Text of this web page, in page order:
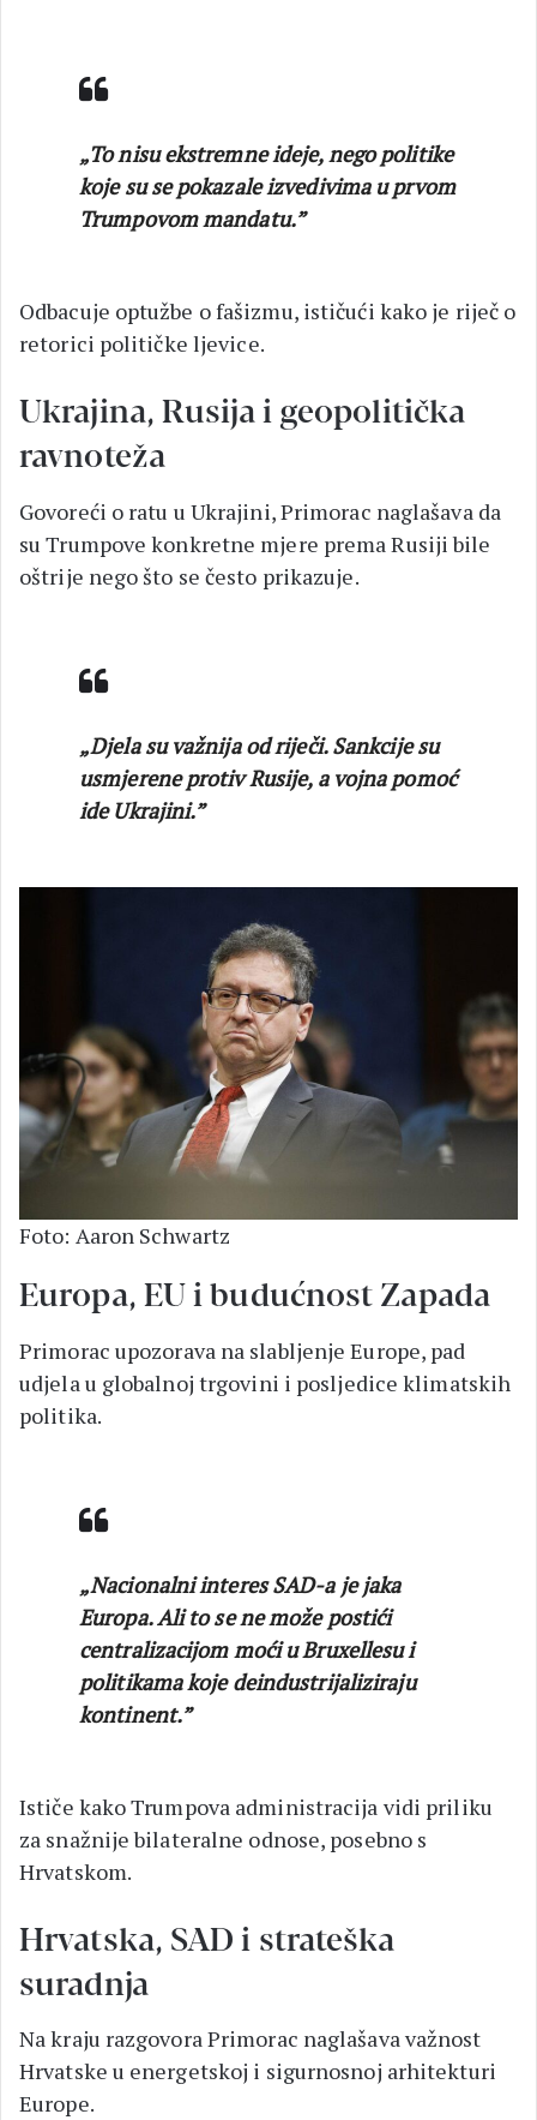
„To nisu ekstremne ideje, nego politike
koje su se pokazale izvedivima u prvom
Trumpovom mandatu.”
Odbacuje optužbe o fašizmu, ističući kako je riječ o
retorici političke ljevice.
Ukrajina, Rusija i geopolitička
ravnoteža
Govoreći o ratu u Ukrajini, Primorac naglašava da
su Trumpove konkretne mjere prema Rusiji bile
oštrije nego što se često prikazuje.
„Djela su važnija od riječi. Sankcije su
usmjerene protiv Rusije, a vojna pomoć
ide Ukrajini.”
Foto: Aaron Schwartz
Europa, EU i budućnost Zapada
Primorac upozorava na slabljenje Europe, pad
udjela u globalnoj trgovini i posljedice klimatskih
politika.
„Nacionalni interes SAD-a je jaka
Europa. Ali to se ne može postići
centralizacijom moći u Bruxellesu i
politikama koje deindustrijaliziraju
kontinent.”
Ističe kako Trumpova administracija vidi priliku
za snažnije bilateralne odnose, posebno s
Hrvatskom.
Hrvatska, SAD i strateška
suradnja
Na kraju razgovora Primorac naglašava važnost
Hrvatske u energetskoj i sigurnosnoj arhitekturi
Europe.